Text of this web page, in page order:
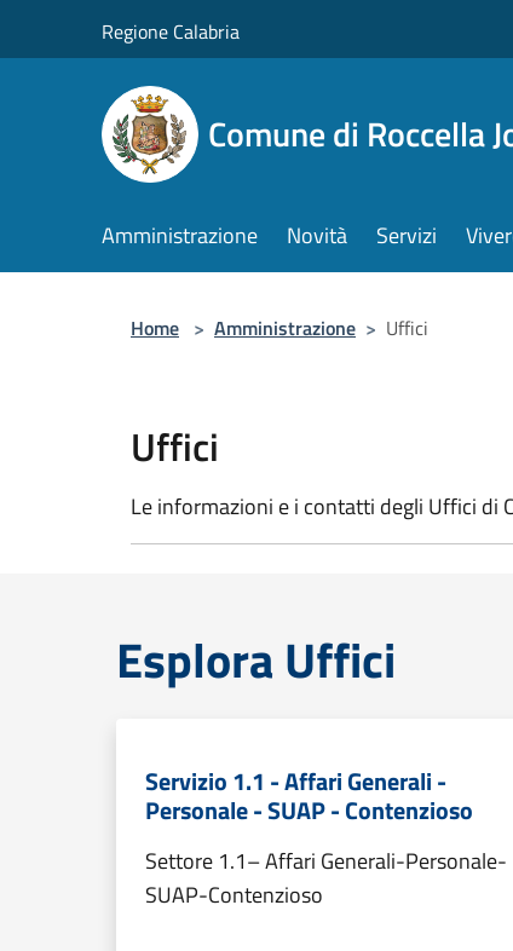
Regione Calabria
Comune di Roccella
Amministrazione Novità Servizi
Home > Amministrazione > Uffici
Uffici
Le informazioni e i contatti degli Uffici di
Esplora Uffici
Servizio 1.1 - Affari Generali -
Personale - SUAP - Contenzioso
Settore 1.1– Affari Generali-Personale-
SUAP-Contenzioso